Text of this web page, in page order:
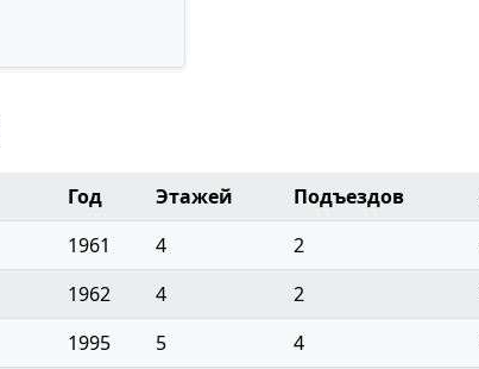
Год Этажей Подъездов
1961 4 2
1962 4 2
1995 5 4